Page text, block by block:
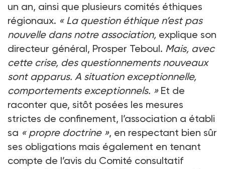
un an, ainsi que plusieurs comités éthiques
régionaux. « La question éthique n’est pas
nouvelle dans notre association, explique son
directeur général, Prosper Teboul. Mais, avec
cette crise, des questionnements nouveaux
sont apparus. A situation exceptionnelle,
comportements exceptionnels. »Et de
raconter que, sitôt posées les mesures
strictes de confinement, l’association a établi
sa « propre doctrine », en respectant bien sûr
ses obligations mais également en tenant
compte de l’avis du Comité consultatif